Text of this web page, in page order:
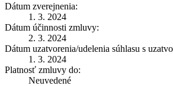
Dátum zverejnenia:
1. 3. 2024
Dátum účinnosti zmluvy:
2. 3. 2024
Dátum uzatvorenia/udelenia súhlasu s
1. 3. 2024
Platnosť zmluvy do:
Neuvedené